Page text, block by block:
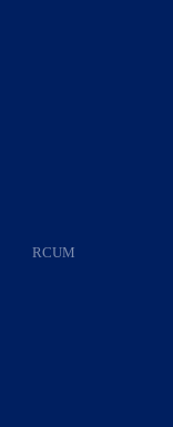
RCUM